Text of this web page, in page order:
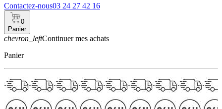
Contactez-nous03 24 27 42 16
0
Panier
chevron_leftContinuer mes achats
Panier